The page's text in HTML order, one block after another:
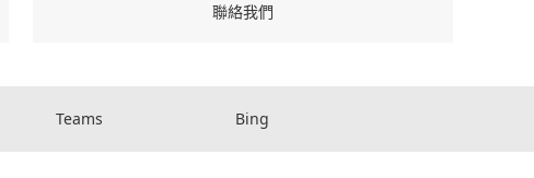
聯絡我們
Teams Bing